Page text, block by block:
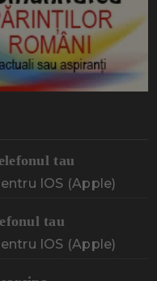
tau
IOS (Apple)
tau
IOS (Apple)